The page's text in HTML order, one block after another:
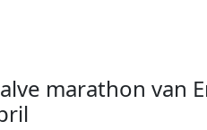
marathon van